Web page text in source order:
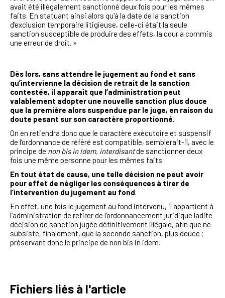
avait été illégalement sanctionné deux fois pour les mêmes
faits. En statuant ainsi alors qu'à la date de la sanction
d'exclusion temporaire litigieuse, celle-ci était la seule
sanction susceptible de produire des effets, la cour a commis
une erreur de droit. »
Dès lors, sans attendre le jugement au fond et sans
qu’intervienne la décision de retrait de la sanction
contestée, il apparaît que l’administration peut
valablement adopter une nouvelle sanction plus douce
que la première alors suspendue par le juge, en raison du
doute pesant sur son caractère proportionné.
On en retiendra donc que le caractère exécutoire et suspensif
de l’ordonnance de référé est compatible, semblerait-il, avec le
principe de non bis in idem, interdisantde sanctionner deux
fois une même personne pour les mêmes faits.
En tout état de cause, une telle décision ne peut avoir
pour effet de négliger les conséquences à tirer de
l’intervention du jugement au fond.
En effet, une fois le jugement au fond intervenu, il appartient à
l’administration de retirer de l’ordonnancement juridique ladite
décision de sanction jugée définitivement illégale, afin que ne
subsiste, finalement, que la seconde sanction, plus douce ;
préservant donc le principe de non bis in idem.
Fichiers liés à l'article